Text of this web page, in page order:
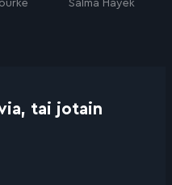
Salma Hayek
tai jotain